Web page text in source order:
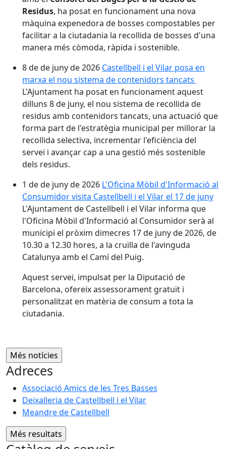
Residus, ha posat en funcionament una nova
màquina expenedora de bosses compostables per
facilitar a la ciutadania la recollida de bosses d'una
manera més còmoda, ràpida i sostenible.
8 de de juny de 2026 Castellbell i el Vilar posa en
marxa el nou sistema de contenidors tancats
L'Ajuntament ha posat en funcionament aquest
dilluns 8 de juny, el nou sistema de recollida de
residus amb contenidors tancats, una actuació que
forma part de l'estratègia municipal per millorar la
recollida selectiva, incrementar l'eficiència del
servei i avançar cap a una gestió més sostenible
dels residus.
1 de de juny de 2026 L'Oficina Mòbil d'Informació al
Consumidor visita Castellbell i el Vilar el 17 de juny
L'Ajuntament de Castellbell i el Vilar informa que
l'Oficina Mòbil d'Informació al Consumidor serà al
municipi el pròxim dimecres 17 de juny de 2026, de
10.30 a 12.30 hores, a la cruïlla de l'avinguda
Catalunya amb el Camí del Puig.
Aquest servei, impulsat per la Diputació de
Barcelona, ofereix assessorament gratuït i
personalitzat en matèria de consum a tota la
ciutadania.
Adreces
Associació Amics de les Tres Basses
Deixalleria de Castellbell i el Vilar
Meandre de Castellbell